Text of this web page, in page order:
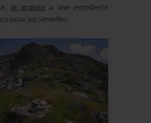
le granitea une excellente
pour les semelles.